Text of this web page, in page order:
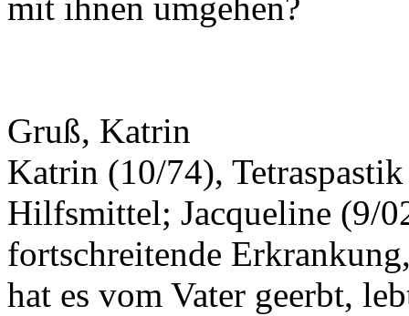
mit ihnen umgehen?
Gruß, Katrin
Katrin (10/74),
Hilfsmittel; Jacqueline (9/
fortschreitende
hat es vom Vater geerbt,